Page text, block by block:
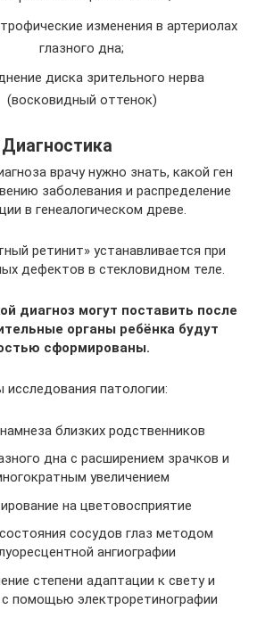
изменения в артериолах
глазного дна;
диска зрительного нерва
(восковидный оттенок)
Диагностика
врачу нужно знать, какой ген
заболевания и распределение
в генеалогическом древе.
ретинит» устанавливается при
дефектов в стекловидном теле.
диагноз могут поставить после
органы ребёнка будут
сформированы.
патологии:
близких родственников
дна с расширением зрачков и
увеличением
на цветовосприятие
сосудов глаз методом
ангиографии
степени адаптации к свету и
помощью электроретинографии